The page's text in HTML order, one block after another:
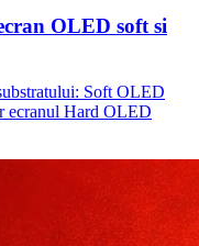
OLED soft si
Soft OLED
ecranul Hard OLED